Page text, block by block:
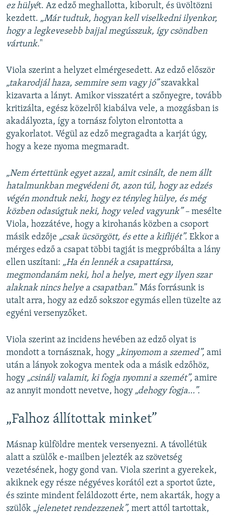
ez hülyét. Az edző meghallotta, kiborult, és üvöltözni
kezdett. „Már tudtuk, hogyan kell viselkedni ilyenkor,
hogy a legkevesebb bajjal megússzuk, így csöndben
vártunk."
Viola szerint a helyzet elmérgesedett. Az edző először
„takarodjál haza, semmire sem vagy jó”szavakkal
kizavarta a lányt. Amikor visszatért a szőnyegre, tovább
kritizálta, egész közelről kiabálva vele, a mozgásban is
akadályozta, így a tornász folyton elrontotta a
gyakorlatot. Végül az edző megragadta a karját úgy,
hogy a keze nyoma megmaradt.
„Nem értettünk egyet azzal, amit csinált, de nem állt
hatalmunkban megvédeni őt, azon túl, hogy az edzés
végén mondtuk neki, hogy ez tényleg hülye, és még
közben odasúgtuk neki, hogy veled vagyunk” – mesélte
Viola, hozzátéve, hogy a kirohanás közben a csoport
másik edzője „csak ücsörgött, és ette a kiflijét”. Ekkor a
mérges edző a csapat többi tagját is megpróbálta a lány
ellen uszítani: „Ha én lennék a csapattársa,
megmondanám neki, hol a helye, mert egy ilyen szar
alaknak nincs helye a csapatban.” Más forrásunk is
utalt arra, hogy az edző sokszor egymás ellen tüzelte az
egyéni versenyzőket.
Viola szerint az incidens hevében az edző olyat is
mondott a tornásznak, hogy „kinyomom a szemed”, ami
után a lányok zokogva mentek oda a másik edzőhöz,
hogy „csinálj valamit, ki fogja nyomni a szemét”, amire
az annyit mondott nevetve, hogy „dehogy fogja…”.
„Falhoz állítottak minket”
Másnap külföldre mentek versenyezni. A távollétük
alatt a szülők e-mailben jelezték az szövetség
vezetésének, hogy gond van. Viola szerint a gyerekek,
akiknek egy része négyéves korától ezt a sportot űzte,
és szinte mindent feláldozott érte, nem akarták, hogy a
szülők „jelenetet rendezzenek”, mert attól tartottak,